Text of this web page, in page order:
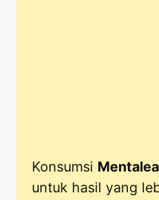
Konsumsi
untuk hasil yang